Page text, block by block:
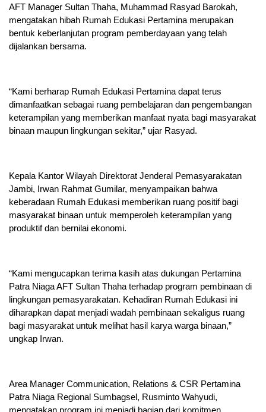
AFT Manager Sultan Thaha, Muhammad Rasyad Barokah,
mengatakan hibah Rumah Edukasi Pertamina merupakan
bentuk keberlanjutan program pemberdayaan yang telah
dijalankan bersama.
“Kami berharap Rumah Edukasi Pertamina dapat terus
dimanfaatkan sebagai ruang pembelajaran dan pengembangan
keterampilan yang memberikan manfaat nyata bagi masyarakat
binaan maupun lingkungan sekitar,” ujar Rasyad.
Kepala Kantor Wilayah Direktorat Jenderal Pemasyarakatan
Jambi, Irwan Rahmat Gumilar, menyampaikan bahwa
keberadaan Rumah Edukasi memberikan ruang positif bagi
masyarakat binaan untuk memperoleh keterampilan yang
produktif dan bernilai ekonomi.
“Kami mengucapkan terima kasih atas dukungan Pertamina
Patra Niaga AFT Sultan Thaha terhadap program pembinaan di
lingkungan pemasyarakatan. Kehadiran Rumah Edukasi ini
diharapkan dapat menjadi wadah pembinaan sekaligus ruang
bagi masyarakat untuk melihat hasil karya warga binaan,”
ungkap Irwan.
Area Manager Communication, Relations & CSR Pertamina
Patra Niaga Regional Sumbagsel, Rusminto Wahyudi,
mengatakan program ini menjadi bagian dari komitmen